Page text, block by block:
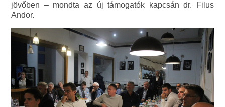
jövőben – mondta az új támogatók kapcsán dr. Filus
Andor.